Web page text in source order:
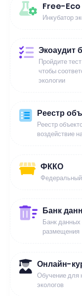
Free-
Инкубатор
Экоаудит
Пройдите
чтобы
экологии
Реестр
Реестр
воздействие
ФККО
Банк
Банк данных
размещения
Онлайн-
Обучение для
экологов